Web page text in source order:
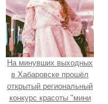
На минувших выходных
в Хабаровске прошёл
открытый региональный
конкурс красоты "мини